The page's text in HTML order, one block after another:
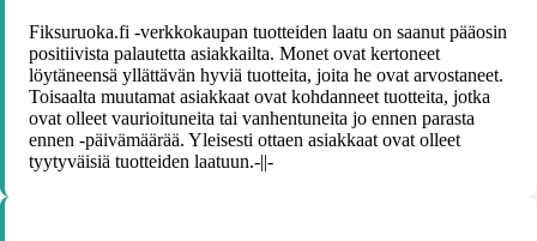
Fiksuruoka.fi -verkkokaupan tuotteiden laatu on saanut pääosin
positiivista palautetta asiakkailta. Monet ovat kertoneet
löytäneensä yllättävän hyviä tuotteita, joita he ovat arvostaneet.
Toisaalta muutamat asiakkaat ovat kohdanneet tuotteita, jotka
ovat olleet vaurioituneita tai vanhentuneita jo ennen parasta
ennen -päivämäärää. Yleisesti ottaen asiakkaat ovat olleet
tyytyväisiä tuotteiden laatuun.-||-